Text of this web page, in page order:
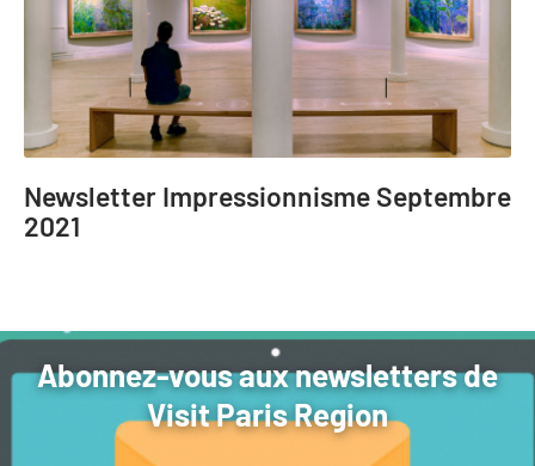
Newsletter Impressionnisme Septembre
2021
Abonnez-vous aux newsletters de
Visit Paris Region